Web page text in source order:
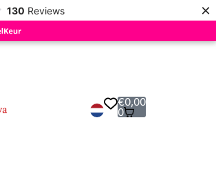
130 Reviews ×
€0,00
0